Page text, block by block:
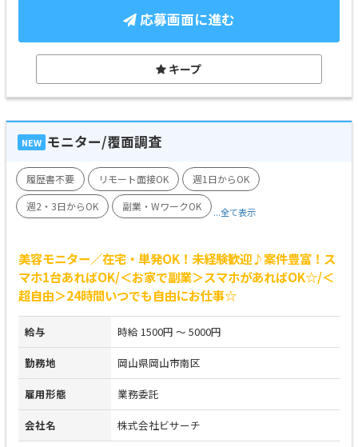
応募画面に進む
キープ
NEW モニター/覆面調査
履歴書不要 リモート面接OK
週1日からOK
週2・3日からOK
副業・WワークOK ...全て表示
美容モニター／在宅・単発OK！未経験歓迎♪案件豊富！ス
マホ1台あればOK/＜お家で副業＞スマホがあればOK☆/＜
超自由＞24時間いつでも自由にお仕事☆
給与 時給 1500円 ～ 5000円
勤務地 岡山県岡山市南区
雇用形態 業務委託
会社名 株式会社ビサーチ